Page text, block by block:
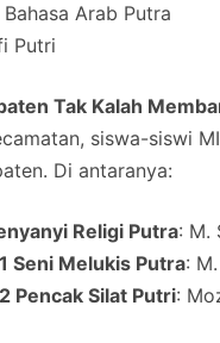
Arab Putra
Putri
Tak Kalah
siswa-siswi
Di antaranya:
Religi Putra: M.
Seni Melukis Putra:
Pencak Silat Putri: